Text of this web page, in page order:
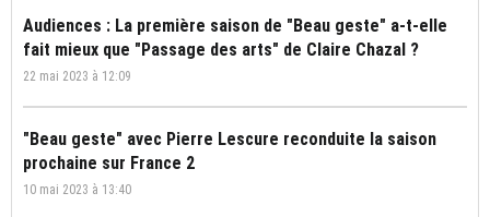
Audiences : La première saison de "Beau geste" a-t-elle
fait mieux que "Passage des arts" de Claire Chazal ?
22 mai 2023 à 12:09
"Beau geste" avec Pierre Lescure reconduite la saison
prochaine sur France 2
10 mai 2023 à 13:40